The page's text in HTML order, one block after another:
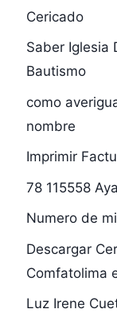
Cericado
Saber Iglesia
Bautismo
como
nombre
Imprimir
78 115558
Numero de
Descargar
Comfatolima
Luz Irene